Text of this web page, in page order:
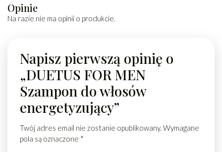
Opinie
Na razie nie ma opinii o produkcie.
Napisz pierwszą opinię o
„DUETUS FOR MEN
Szampon do włosów
energetyzujący”
Twój adres email nie zostanie opublikowany. Wymagane
pola są oznaczone *